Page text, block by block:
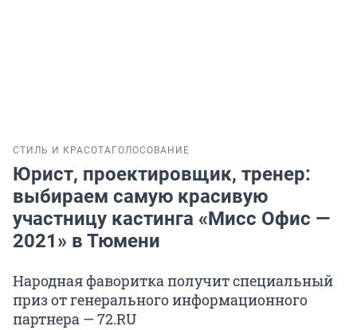
СТИЛЬ И КРАСОТА ГОЛОСОВАНИЕ
Юрист, проектировщик, тренер:
выбираем самую красивую
участницу кастинга «Мисс Офис —
2021» в Тюмени
Народная фаворитка получит специальный
приз от генерального информационного
партнера — 72.RU